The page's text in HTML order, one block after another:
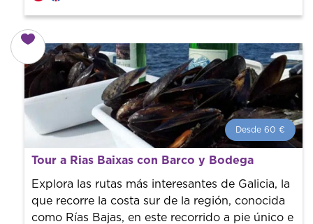
Desde 60 €
Desde 60 € por persona.
¡Reserva con nosotros! Colaboramos con los mejores
guías de la ciudad para tener el mejor precio y servicio.
Tour a Rias Baixas con Barco y Bodega
Explora las rutas más interesantes de Galicia, la
que recorre la costa sur de la región, conocida
como Rías Bajas, en este recorrido a pie único e